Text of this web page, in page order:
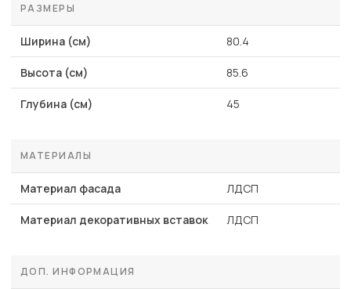
РАЗМЕРЫ
Ширина (см) 80.4
Высота (см) 85.6
Глубина (см) 45
МАТЕРИАЛЫ
Материал фасада ЛДСП
Материал декоративных вставок ЛДСП
ДОП. ИНФОРМАЦИЯ